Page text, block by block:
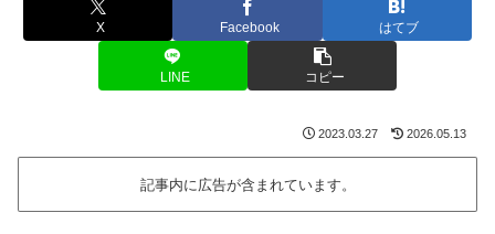
X Facebook はてブ
LINE コピー
2023.03.27 2026.05.13
記事内に広告が含まれています。